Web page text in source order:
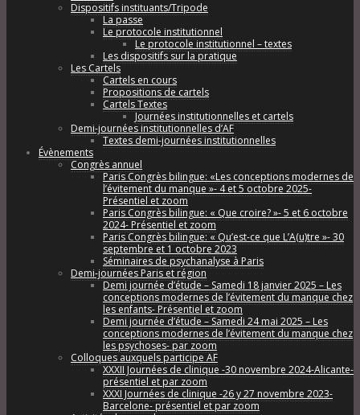
Dispositifs instituants/Tripode
La passe
Le protocole institutionnel
Le protocole institutionnel – textes
Les dispositifs sur la pratique
Les Cartels
Cartels en cours
Propositions de cartels
Cartels Textes
Journées institutionnelles et cartels
Demi-journées institutionnelles d’AF
Textes demi-journées institutionnelles
Évènements
Congrès annuel
Paris Congrès bilingue: «Les conceptions modernes de
l’évitement du manque »- 4 et 5 octobre 2025-
Présentiel et zoom
Paris Congrès bilingue: « Que croire? »- 5 et 6 octobre
2024- Présentiel et zoom
Paris Congrès bilingue: « Qu’est-ce que L’A(u)tre »- 30
septembre et 1 octobre 2023
Séminaires de psychanalyse à Paris
Demi-journées Paris et région
Demi journée d’étude – Samedi 18 janvier 2025 – Les
conceptions modernes de l’évitement du manque chez
les enfants- Présentiel et zoom
Demi journée d’étude – Samedi 24 mai 2025 – Les
conceptions modernes de l’évitement du manque chez
les psychoses- par zoom
Colloques auxquels participe AF
XXXII Journées de clinique -30 novembre 2024-Alicante-
présentiel et par zoom
XXXI Journées de clinique -26 y 27 novembre 2023-
Barcelone- présentiel et par zoom